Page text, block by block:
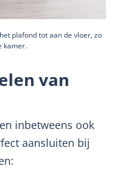
plafond tot aan de vloer, zo
kamer.
van
inbetweens ook
aansluiten bij